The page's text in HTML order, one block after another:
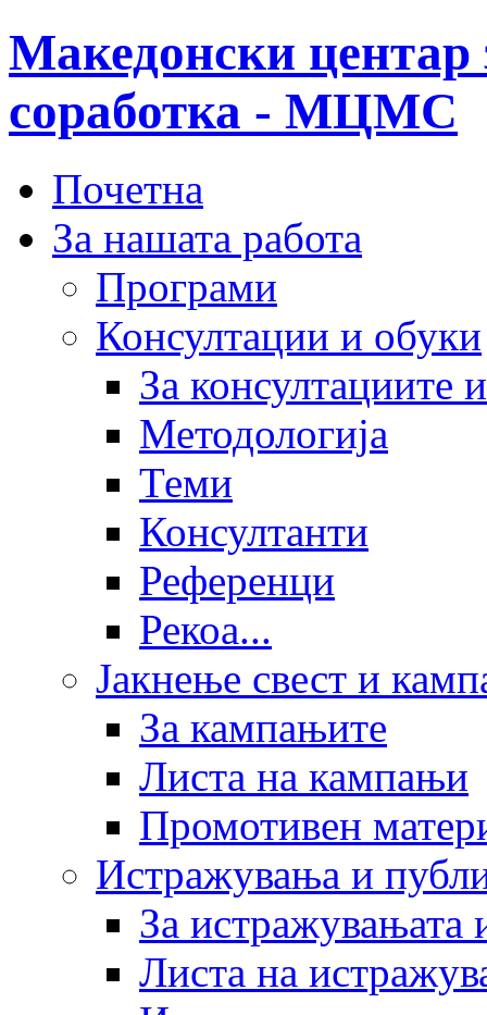
Македонски центар
соработка - МЦМС
Почетна
За нашата работа
Програми
Консултации и обуки
За консултациите
Методологија
Теми
Консултанти
Референци
Рекоа...
Јакнење свест и
За кампањите
Листа на кампањи
Промотивен
Истражувања и
За истражувањата
Листа на